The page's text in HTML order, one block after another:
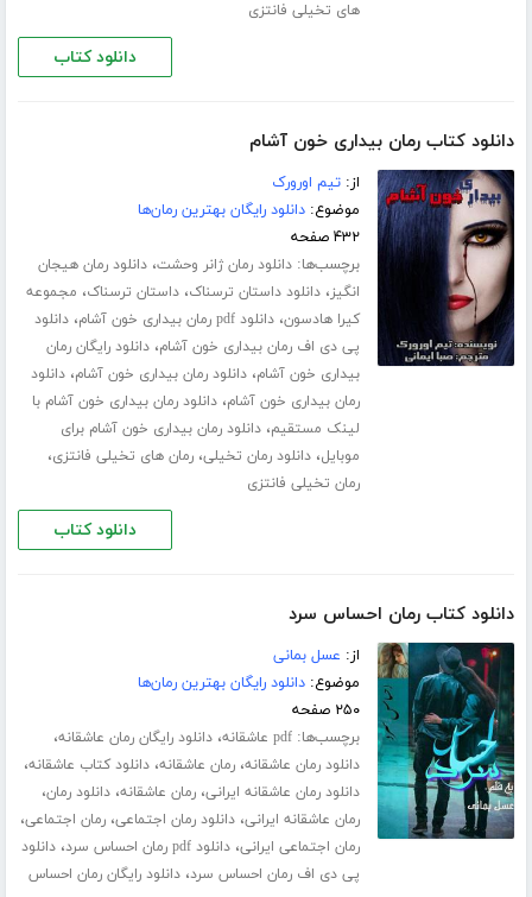
های تخیلی فانتزی
دانلود کتاب
دانلود کتاب رمان بیداری خون آشام
از:تیم اورورک
موضوع:دانلود رایگان بهترین رمان‌ها
۴۳۲ صفحه
برچسب‌ها:دانلود رمان ژانر وحشت،دانلود رمان هیجان
انگیز،دانلود داستان ترسناک،داستان ترسناک، مجموعه
کیرا هادسون،دانلود pdf رمان بیداری خون آشام ،دانلود
پی دی اف رمان بیداری خون آشام،دانلود رایگان رمان
بیداری خون آشام،دانلود رمان بیداری خون آشام،دانلود
رمان بیداری خون آشام،دانلود رمان بیداری خون آشام با
لینک مستقیم،دانلود رمان بیداری خون آشام برای
موبایل،دانلود رمان تخیلی،رمان های تخیلی فانتزی،
رمان تخیلی فانتزی
دانلود کتاب
دانلود کتاب رمان احساس سرد
از: عسل بمانی
موضوع:دانلود رایگان بهترین رمان‌ها
۲۵۰ صفحه
برچسب‌ها:pdf عاشقانه ،دانلود رایگان رمان عاشقانه،
دانلود رمان عاشقانه،رمان عاشقانه،دانلود کتاب عاشقانه،
دانلود رمان عاشقانه ایرانی،رمان عاشقانه،دانلود رمان،
رمان عاشقانه ایرانی،دانلود رمان اجتماعی،رمان اجتماعی،
رمان اجتماعی ایرانی،دانلود pdf رمان احساس سرد ،دانلود
پی دی اف رمان احساس سرد،دانلود رایگان رمان احساس